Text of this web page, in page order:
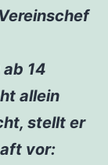
14
allein
stellt er
vor: